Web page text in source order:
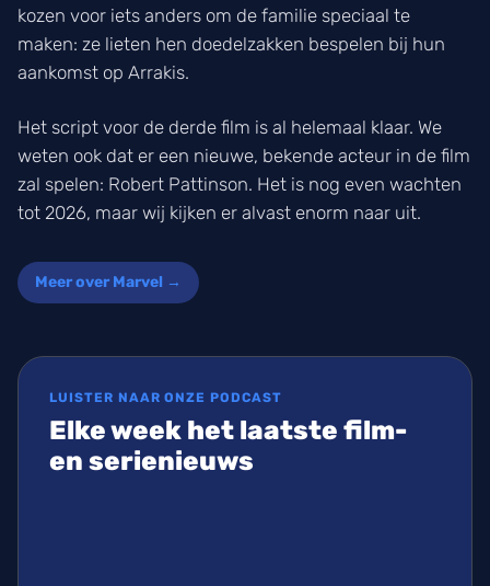
kozen voor iets anders om de familie speciaal te
maken: ze lieten hen doedelzakken bespelen bij hun
aankomst op Arrakis.
Het script voor de derde film is al helemaal klaar. We
weten ook dat er een nieuwe, bekende acteur in de film
zal spelen: Robert Pattinson. Het is nog even wachten
tot 2026, maar wij kijken er alvast enorm naar uit.
Meer over Marvel →
LUISTER NAAR ONZE PODCAST
Elke week het laatste film-
en serienieuws